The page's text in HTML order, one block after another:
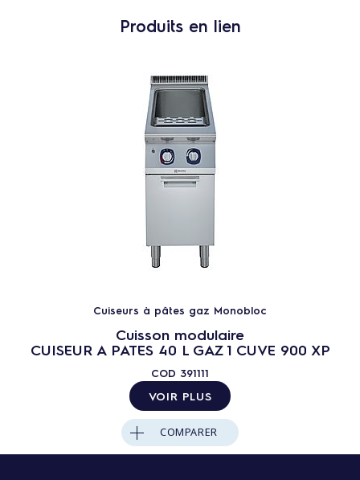
Produits en lien
Cuiseurs à pâtes gaz Monobloc
Cuisson modulaire
CUISEUR A PATES 40 L GAZ 1 CUVE 900 XP
COD 391111
VOIR PLUS
COMPARER